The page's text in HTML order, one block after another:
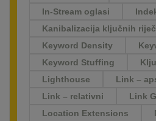
In-Stream oglasi
Kanibalizacija ključnih
Keyword Density
Keyword Stuffing
Lighthouse
Link –
Link – relativni
Link
Location Extensions